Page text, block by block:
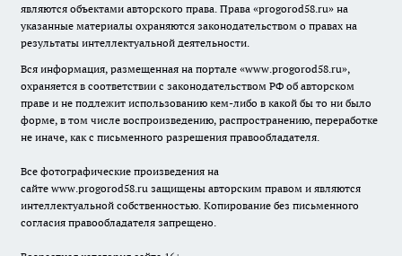
являются объектами авторского права. Права «progorod58.ru» на
указанные материалы охраняются законодательством о правах на
результаты интеллектуальной деятельности.
Вся информация, размещенная на портале «www.progorod58.ru»,
охраняется в соответствии с законодательством РФ об авторском
праве и не подлежит использованию кем-либо в какой бы то ни было
форме, в том числе воспроизведению, распространению, переработке
не иначе, как с письменного разрешения правообладателя.
Все фотографические произведения на
сайте www.progorod58.ru защищены авторским правом и являются
интеллектуальной собственностью. Копирование без письменного
согласия правообладателя запрещено.